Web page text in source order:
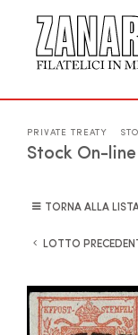
PRIVATE TREATY
Stock On-line
TORNA ALLA
LOTTO